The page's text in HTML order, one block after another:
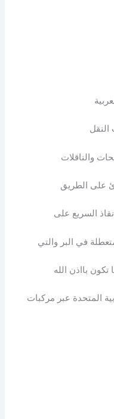
النقل
والناقلات
على الطريق
السريع على
في البر والتي
بااذن الله
المتحدة عبر مركبات